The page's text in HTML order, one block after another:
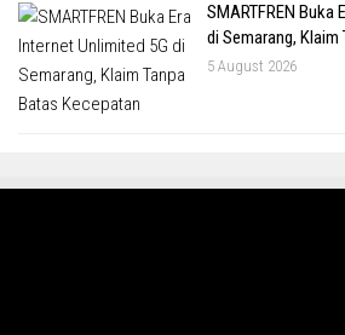
SMARTFREN Buka
di Semarang,
5 August 2026